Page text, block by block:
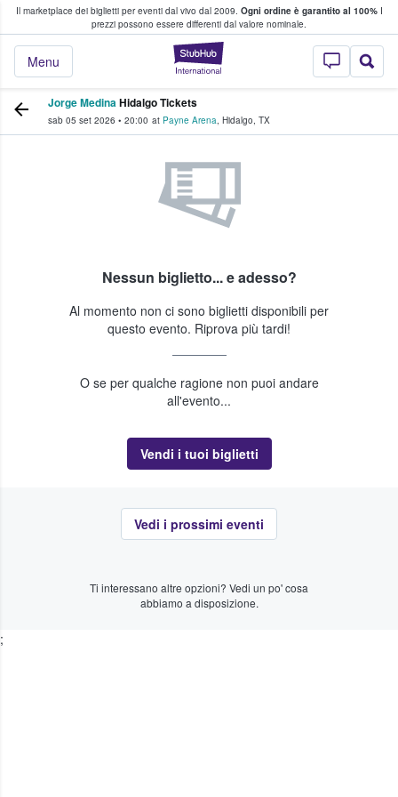
Il marketplace dei biglietti per eventi dal vivo dal 2009. Ogni ordine è garantito al 100%I
prezzi possono essere differenti dal valore nominale.
StubHub - Dove
Menu
fan comprano e vendono biglietti
Jorge MedinaHidalgo Tickets
sab 05 set 2026 • 20:00 at Payne Arena, Hidalgo, TX
Nessun biglietto... e adesso?
Al momento non ci sono biglietti disponibili per
questo evento. Riprova più tardi!
O se per qualche ragione non puoi andare
all'evento...
Vendi i tuoi biglietti
Vedi i prossimi eventi
Ti interessano altre opzioni? Vedi un po' cosa
abbiamo a disposizione.
;